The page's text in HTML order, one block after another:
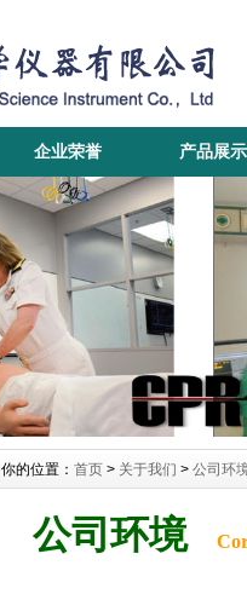
企业荣誉 产品展示
你的位置： 首页 > 关于我们 > 公司环
公司环境